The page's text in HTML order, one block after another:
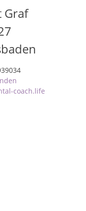
Graf
coach.life